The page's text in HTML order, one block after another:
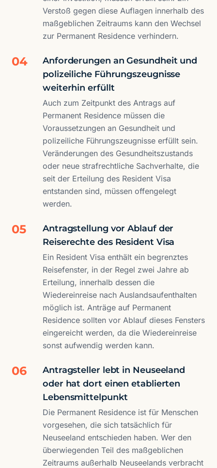
Verstoß gegen diese Auflagen innerhalb des
maßgeblichen Zeitraums kann den Wechsel
zur Permanent Residence verhindern.
04
Anforderungen an Gesundheit und
polizeiliche Führungszeugnisse
weiterhin erfüllt
Auch zum Zeitpunkt des Antrags auf
Permanent Residence müssen die
Voraussetzungen an Gesundheit und
polizeiliche Führungszeugnisse erfüllt sein.
Veränderungen des Gesundheitszustands
oder neue strafrechtliche Sachverhalte, die
seit der Erteilung des Resident Visa
entstanden sind, müssen offengelegt
werden.
05
Antragstellung vor Ablauf der
Reiserechte des Resident Visa
Ein Resident Visa enthält ein begrenztes
Reisefenster, in der Regel zwei Jahre ab
Erteilung, innerhalb dessen die
Wiedereinreise nach Auslandsaufenthalten
möglich ist. Anträge auf Permanent
Residence sollten vor Ablauf dieses Fensters
eingereicht werden, da die Wiedereinreise
sonst aufwendig werden kann.
06
Antragsteller lebt in Neuseeland
oder hat dort einen etablierten
Lebensmittelpunkt
Die Permanent Residence ist für Menschen
vorgesehen, die sich tatsächlich für
Neuseeland entschieden haben. Wer den
überwiegenden Teil des maßgeblichen
Zeitraums außerhalb Neuseelands verbracht